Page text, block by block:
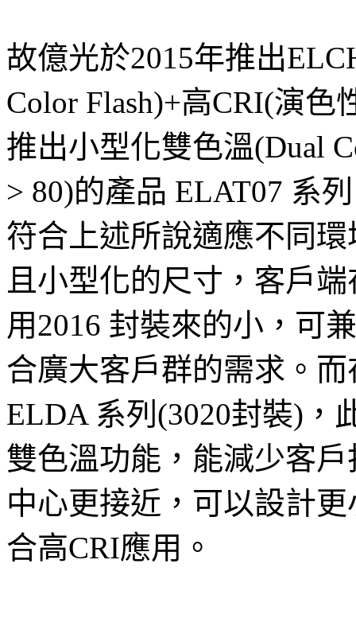
故億光於2015年推出
Color Flash)+高CRI(演色
推出小型化雙色溫(Dual
> 80)的產品 ELAT07 系
符合上述所說適應不同
且小型化的尺寸，客戶
用2016 封裝來的小，可
合廣大客戶群的需求。
ELDA 系列(3020封裝)，
雙色溫功能，能減少客
中心更接近，可以設計
合高CRI應用。